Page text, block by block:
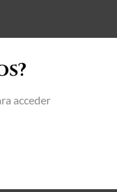
acceder